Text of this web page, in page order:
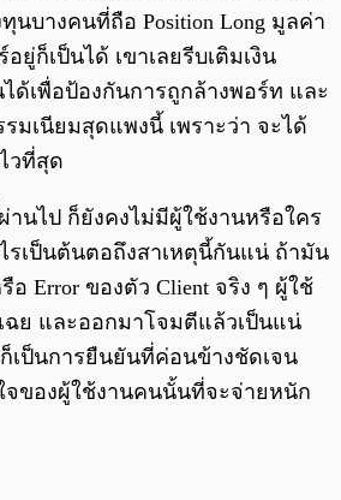
นบางคนที่ถือ Position Long มูลค่า
ยู่ก็เป็นได้ เขาเลยรีบเติมเงิน
ได้เพื่อป้องกันการถูกล้างพอร์ท และ
มเนียมสุดแพงนี้ เพราะว่า จะได้
วที่สุด
นไป ก็ยังคงไม่มีผู้ใช้งานหรือใคร
รเป็นต้นตอถึงสาเหตุนี้กันแน่ ถ้ามัน
Error ของตัว Client จริง ๆ ผู้ใช้
ฉย และออกมาโจมตีแล้วเป็นแน่
เป็นการยืนยันที่ค่อนข้างชัดเจน
จของผู้ใช้งานคนนั้นที่จะจ่ายหนัก